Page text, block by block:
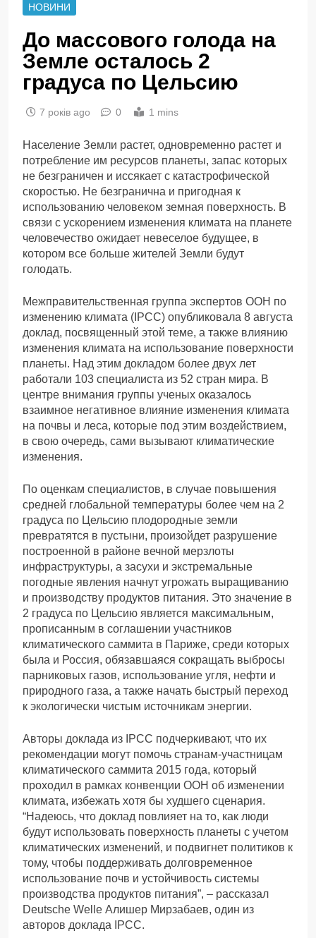
НОВИНИ
До массового голода на
Земле осталось 2
градуса по Цельсию
7 років ago 0 1 mins
Население Земли растет, одновременно растет и
потребление им ресурсов планеты, запас которых
не безграничен и иссякает с катастрофической
скоростью. Не безгранична и пригодная к
использованию человеком земная поверхность. В
связи с ускорением изменения климата на планете
человечество ожидает невеселое будущее, в
котором все больше жителей Земли будут
голодать.
Межправительственная группа экспертов ООН по
изменению климата (IPCC) опубликовала 8 августа
доклад, посвященный этой теме, а также влиянию
изменения климата на использование поверхности
планеты. Над этим докладом более двух лет
работали 103 специалиста из 52 стран мира. В
центре внимания группы ученых оказалось
взаимное негативное влияние изменения климата
на почвы и леса, которые под этим воздействием,
в свою очередь, сами вызывают климатические
изменения.
По оценкам специалистов, в случае повышения
средней глобальной температуры более чем на 2
градуса по Цельсию плодородные земли
превратятся в пустыни, произойдет разрушение
построенной в районе вечной мерзлоты
инфраструктуры, а засухи и экстремальные
погодные явления начнут угрожать выращиванию
и производству продуктов питания. Это значение в
2 градуса по Цельсию является максимальным,
прописанным в соглашении участников
климатического саммита в Париже, среди которых
была и Россия, обязавшаяся сокращать выбросы
парниковых газов, использование угля, нефти и
природного газа, а также начать быстрый переход
к экологически чистым источникам энергии.
Авторы доклада из IPCC подчеркивают, что их
рекомендации могут помочь странам-участницам
климатического саммита 2015 года, который
проходил в рамках конвенции ООН об изменении
климата, избежать хотя бы худшего сценария.
“Надеюсь, что доклад повлияет на то, как люди
будут использовать поверхность планеты с учетом
климатических изменений, и подвигнет политиков к
тому, чтобы поддерживать долговременное
использование почв и устойчивость системы
производства продуктов питания”, – рассказал
Deutsche Welle Алишер Мирзабаев, один из
авторов доклада IPCC.